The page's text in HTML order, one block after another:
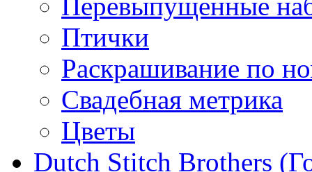
Перевыпущенные
Птички
Раскрашивание по
Свадебная метрика
Цветы
Dutch Stitch Brothers